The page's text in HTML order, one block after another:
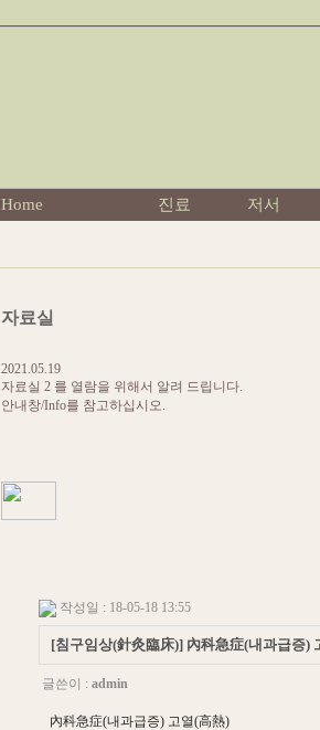
Home 진료 저서
자료실
2021.05.19
자료실 2 를 열람을 위해서 알려 드립니다.
안내창/Info를 참고하십시오.
작성일 : 18-05-18 13:55
[침구임상(針灸臨床)] 內科急症(내과급증)
글쓴이 : admin
內科急症(내과급증) 고열(高熱)